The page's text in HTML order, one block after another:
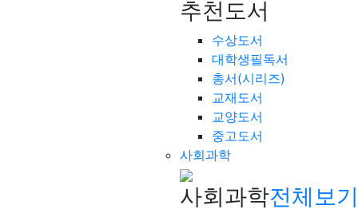
추천도서
수상도서
대학생필독서
총서(시리즈)
교재도서
교양도서
중고도서
사회과학
사회과학전체보